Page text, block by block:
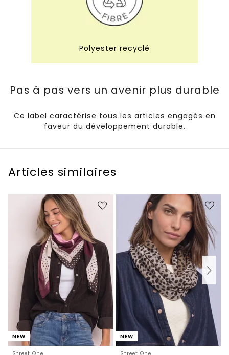
Polyester recyclé
Pas à pas vers un avenir plus durable
Ce label caractérise tous les articles engagés en
faveur du développement durable.
Articles similaires
NEW NEW